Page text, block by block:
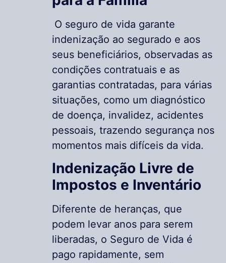
O seguro de vida garante
indenização ao segurado e aos
seus beneficiários, observadas as
condições contratuais e as
garantias contratadas, para várias
situações, como um diagnóstico
de doença, invalidez, acidentes
pessoais, trazendo segurança nos
momentos mais difíceis da vida.
Indenização Livre de
Impostos e Inventário
Diferente de heranças, que
podem levar anos para serem
liberadas, o Seguro de Vida é
pago rapidamente, sem